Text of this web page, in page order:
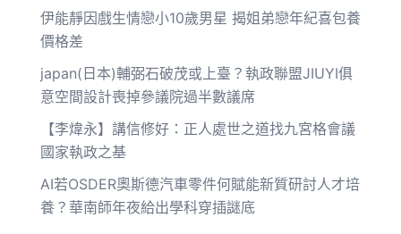
伊能靜因戲生情戀小10歲男星 揭姐弟戀年紀喜包養
價格差
japan(日本)輔弼石破茂或上臺？執政聯盟JIUYI俱
意空間設計喪掉參議院過半數議席
【李煒永】講信修好：正人處世之道找九宮格會議
國家執政之基
AI若OSDER奧斯德汽車零件何賦能新質研討人才培
養？華南師年夜給出學科穿插謎底